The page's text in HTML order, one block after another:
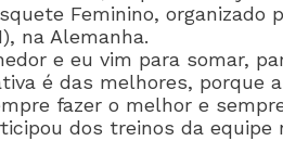
Feminino, organizado
na Alemanha.
e eu vim para somar,
é das melhores, porque a
fazer o melhor e
dos treinos da equipe